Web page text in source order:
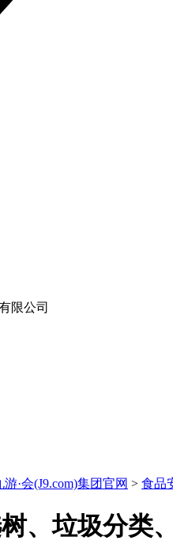
游·会(J9.com)集团官网 > 食品
、垃圾分类